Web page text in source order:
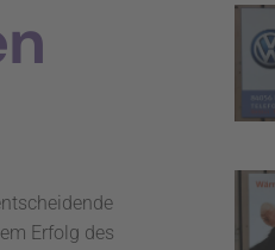
Erfolg des